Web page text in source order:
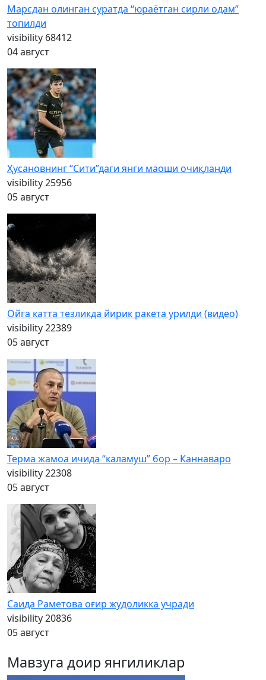
Марсдан олинган суратда “юраётган сирли одам”
топилди
visibility 68412
04 август
Ҳусановнинг “Сити”даги янги маоши очиқланди
visibility25956
05 август
Ойга катта тезликда йирик ракета урилди (видео)
visibility22389
05 август
Терма жамоа ичида “каламуш” бор – Каннаваро
visibility22308
05 август
Саида Раметова оғир жудоликка учради
visibility20836
05 август
Мавзуга доир янгиликлар